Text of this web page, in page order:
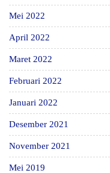
Mei 2022
April 2022
Maret 2022
Februari 2022
Januari 2022
Desember 2021
November 2021
Mei 2019